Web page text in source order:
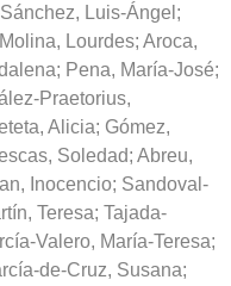
Luis-Ángel ;
Molina, Lourdes; Aroca,
; Pena, María-José;
Praetorius,
Alicia; Gómez,
Soledad; Abreu,
Inocencio; Sandoval-
Teresa; Tajada-
Valero, María-Teresa;
de-Cruz, Susana;